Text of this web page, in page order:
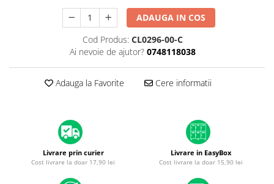
A2681 (M2 13” 2022)
A2941 (M2 15” 2023)
A3113 (M3 13” 2024)
A3240 (M4 13” 2025)
A1278 (Unibody 13” 2009-2012)
A1297 (Unibody 17” 2009-2011)
A1342 (Unibody 13” 2009-2010)
ADAUGA IN COS
Cod Produs: CL0296-00-C
Ai nevoie de ajutor? 0748118038
Adauga la Favorite Cere informatii
Livrare prin curier
Cost livrare la doar 17,90 lei
Livrare in EasyBox
Cost livrare la doar 15,90 lei